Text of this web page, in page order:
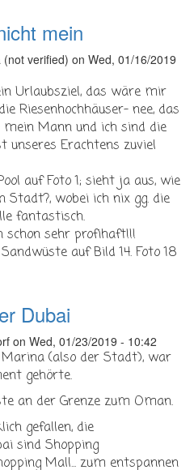
mein
(not verified) on Wed, 01/16/2019
Urlaubsziel, das wäre mir
Riesenhochhäuser- nee, das
Mann und ich sind die
unseres Erachtens zuviel
auf Foto 1; sieht ja aus, wie
wobei ich nix gg. die
fantastisch.
schon sehr profihaft!!!
auf Bild 14. Foto 18
Dubai
on Wed, 01/23/2019 - 10:42
(also der Stadt), war
gehörte.
an der Grenze zum Oman.
gefallen, die
sind Shopping
Mall... zum entspannen